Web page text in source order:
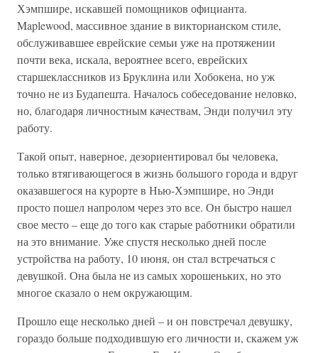
Хэмпшире, искавшей помощников официанта.
Maplewood, массивное здание в викторианском стиле,
обслуживавшее еврейские семьи уже на протяжении
почти века, искала, вероятнее всего, еврейских
старшеклассников из Бруклина или Хобокена, но уж
точно не из Будапешта. Началось собеседование неловко,
но, благодаря личностным качествам, Энди получил эту
работу.
Такой опыт, наверное, дезориентировал бы человека,
только втягивающегося в жизнь большого города и вдруг
оказавшегося на курорте в Нью-Хэмпшире, но Энди
просто пошел напролом через это все. Он быстро нашел
свое место – еще до того как старые работники обратили
на это внимание. Уже спустя несколько дней после
устройства на работу, 10 июня, он стал встречаться с
девушкой. Она была не из самых хорошеньких, но это
многое сказало о нем окружающим.
Прошло еще несколько дней – и он повстречал девушку,
гораздо больше подходившую его личности и, скажем уж